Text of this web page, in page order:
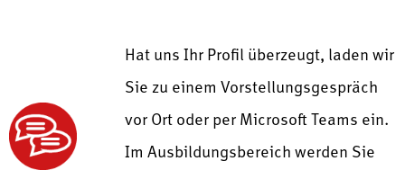
Hat uns Ihr Profil überzeugt, laden wir
Sie zu einem Vorstellungsgespräch
vor Ort oder per Microsoft Teams ein.
Im Ausbildungsbereich werden Sie